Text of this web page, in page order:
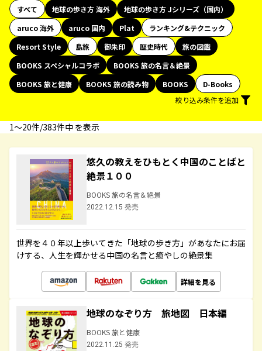
すべて 地球の歩き方 海外
地球の歩き方 Jシリーズ（国内）
aruco 海外
aruco 国内 Plat
ランキング&テクニック
Resort Style
島旅 御朱印 歴史時代
旅の図鑑
BOOKS スペシャルコラボ
BOOKS 旅の名言＆絶景
BOOKS 旅と健康
BOOKS 旅の読み物 BOOKS
D-Books
絞り込み条件を追加
1〜20件/383件中 を表示
悠久の教えをひもとく中国のことばと
絶景１００
BOOKS 旅の名言＆絶景
2022.12.15 発売
世界を４０年以上歩いてきた「地球の歩き方」があなたにお届
けする、人生を輝かせる中国の名言と癒やしの絶景集
詳細を見る
地球のなぞり方 旅地図 日本編
BOOKS 旅と健康
2022.11.25 発売